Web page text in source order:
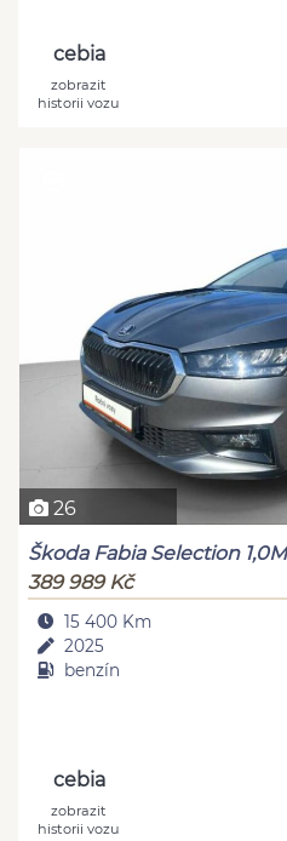
cebia
zobrazit
historii vozu
26
Škoda Fabia Selection
389 989 Kč
15 400 Km
2025
benzín
cebia
zobrazit
historii vozu